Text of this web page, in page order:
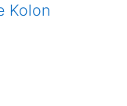
Kolon